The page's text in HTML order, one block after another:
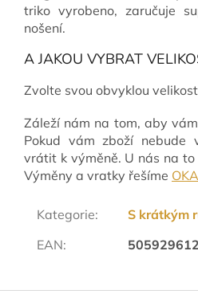
triko vyrobeno, zaručuje
nošení.
A JAKOU VYBRAT
Zvolte svou obvyklou
Záleží nám na tom, aby
Pokud vám zboží nebude
vrátit k výměně. U nás na
Výměny a vratky řešíme
Kategorie:
S krátkým
EAN: